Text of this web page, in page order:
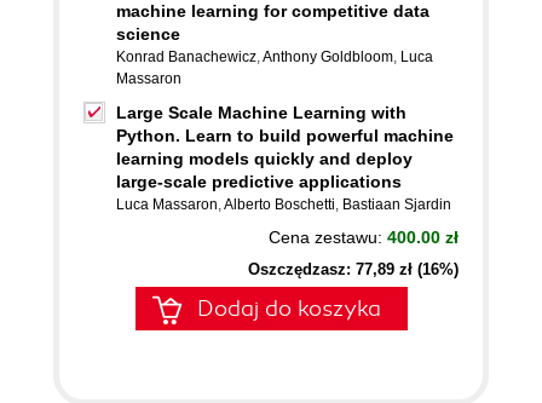
machine learning for competitive data
science
Konrad Banachewicz,Anthony Goldbloom, Luca
Massaron
Large Scale Machine Learning with
Python. Learn to build powerful machine
learning models quickly and deploy
large-scale predictive applications
Luca Massaron,Alberto Boschetti, Bastiaan Sjardin
Cena zestawu: 400.00 zł
Oszczędzasz: 77,89 zł (16%)
Dodaj do koszyka